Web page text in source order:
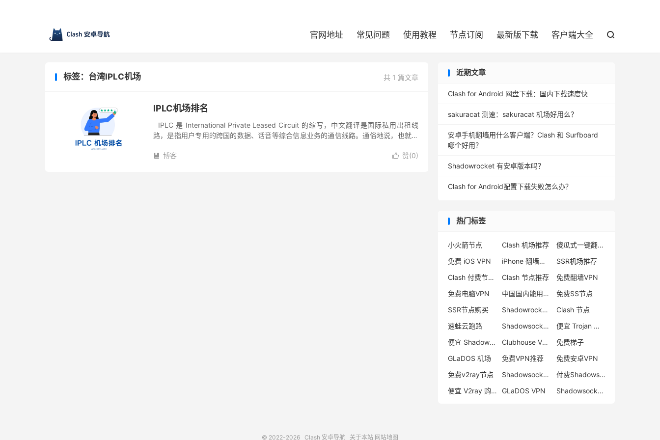
官网地址 常见问题 使用教程 节点订阅 最新版下载 客户端大全 
共 1 篇文章
标签：台湾IPLC机场
IPLC机场排名
IPLC 是 International Private Leased Circuit 的缩写，中文翻译是国际私用出租线
路，是指用户专用的跨国的数据、话音等综合信息业务的通信线路。通俗地说，也就是
 赞(0)
 博客
近期文章
Clash for Android 网盘下载：国内下载速度快
sakuracat 测速：sakuracat 机场好用么？
安卓手机翻墙用什么客户端？Clash 和 Surfboard
哪个好用？
Shadowrocket 有安卓版本吗？
Clash for Android配置下载失败怎么办？
热门标签
小火箭节点 Clash 机场推荐
傻瓜式一键翻墙VPN客户端
免费 iOS VPN
iPhone 翻墙代理软件
SSR机场推荐
Clash 付费节点购买
Clash 节点推荐
免费翻墙VPN
免费电脑VPN
中国国内能用的翻墙VPN推荐
免费SS节点
SSR节点购买
Shadowrocket 地址
Clash 节点
速蛙云跑路
Shadowsocks 付费节点
便宜 Trojan 购买
便宜 Shadowsocks 购买
Clubhouse VPN
免费梯子
GLaDOS 机场
免费VPN推荐
免费安卓VPN
免费v2ray节点
Shadowsocks 服务器
付费Shadowsocks推荐
便宜 V2ray 购买
GLaDOS VPN Shadowsocks 节点哪里买
© 2022-2026 Clash 安卓导航 关于本站 网站地图